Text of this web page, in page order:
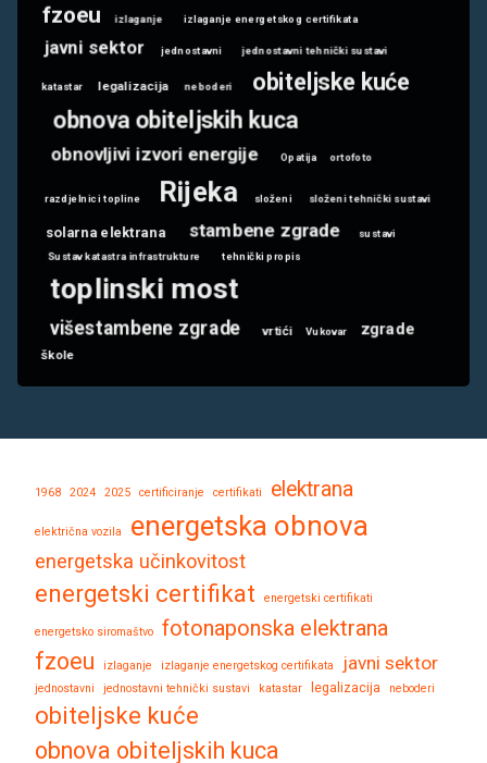
fzoeu izlaganje izlaganje energetskog certifikata
javni sektor jednostavni jednostavni tehnički sustavi
katastar legalizacija neboderi
obiteljske kuće
obnova obiteljskih kuca
obnovljivi izvori energije Opatija ortofoto
razdjelnici topline Rijeka složeni složeni tehnički sustavi
solarna elektrana stambene zgrade
sustavi
Sustav katastra infrastrukture
tehnički propis
toplinski most
višestambene zgrade vrtići Vukovar zgrade
škole
1968 2024 2025 certificiranje certifikati elektrana
električna vozila energetska obnova
energetska učinkovitost
energetski certifikat energetski certifikati
energetsko siromaštvo fotonaponska elektrana
fzoeu izlaganje izlaganje energetskog certifikata javni sektor
jednostavni jednostavni tehnički sustavi katastar legalizacija neboderi
obiteljske kuće
obnova obiteljskih kuca